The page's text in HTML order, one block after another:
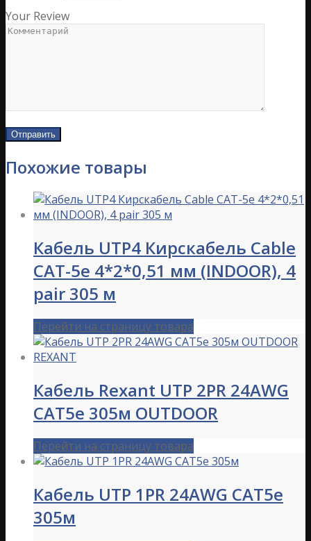
Your Review
Похожие товары
Кабель UTP4 Кирскабель Cable
CAT-5e 4*2*0,51 мм (INDOOR), 4
pair 305 м
Перейти на страницу товара
Кабель Rexant UTP 2PR 24AWG
CAT5e 305м OUTDOOR
Перейти на страницу товара
Кабель UTP 1PR 24AWG CAT5e
305м